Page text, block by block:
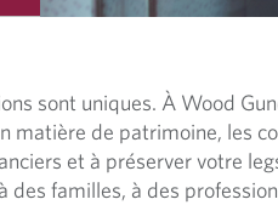
sont uniques. À Wood
matière de patrimoine, les
et à préserver votre
des familles, à des